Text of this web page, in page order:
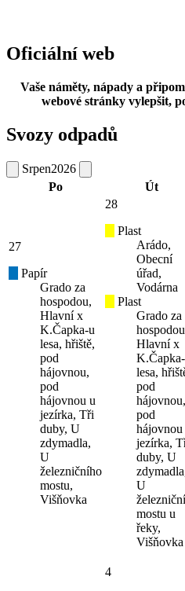
Oficiální web
Vaše náměty, nápady a
webové stránky vylepšit,
Svozy odpadů
Srpen2026
Po
Út
27
Papír
Grado za
hospodou,
Hlavní x
K.Čapka-u
lesa, hřiště,
pod
hájovnou,
pod
hájovnou u
jezírka, Tři
duby, U
zdymadla,
U
železničního
mostu,
Višňovka
28
Plast
Arádo,
Obecní
úřad,
Vodárna
Plast
Grado za
Hlavní x
lesa,
pod
hájovnou,
pod
hájovnou
jezírka,
duby, U
U
mostu u
řeky,
Višňovka
4